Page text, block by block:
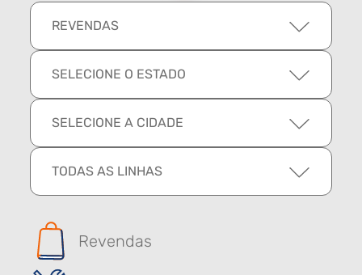
REVENDAS
SELECIONE O ESTADO
SELECIONE A CIDADE
TODAS AS LINHAS
Revendas